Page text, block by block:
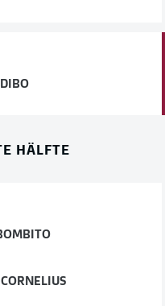
HÄLFTE
CORNELIUS